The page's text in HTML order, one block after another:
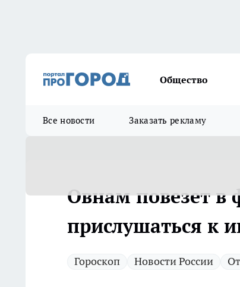
Общество
Все новости Заказать рекламу
Овнам повезет в
прислушаться к
Гороскоп Новости России